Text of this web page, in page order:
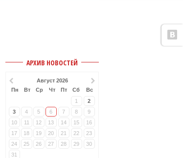
v
АРХИВ НОВОСТЕЙ
Август 2026
Пн
Вт Ср Чт Пт Сб
Вс
1
2
3
4 5 6 7 8
9
10
11 12 13 14 15
16
17
18 19 20 21 22
23
24
25 26 27 28 29
30
31